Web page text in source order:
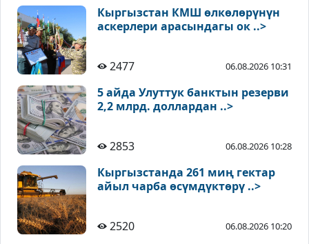
Кыргызстан КМШ өлкөлөрүнүн
аскерлери арасындагы ок ..>
2477 06.08.2026 10:31
5 айда Улуттук банктын резерви
2,2 млрд. доллардан ..>
2853 06.08.2026 10:28
Кыргызстанда 261 миң гектар
айыл чарба өсүмдүктөрү ..>
2520 06.08.2026 10:20